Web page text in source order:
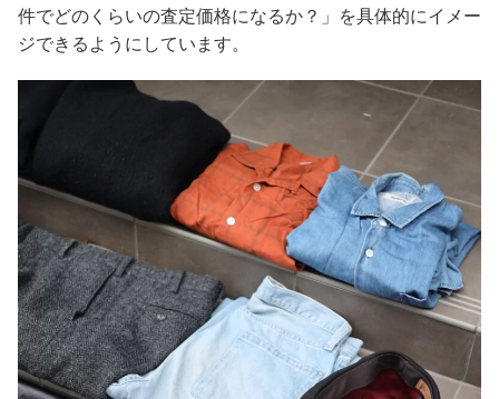
件でどのくらいの査定価格になるか？」を具体的にイメー
ジできるようにしています。